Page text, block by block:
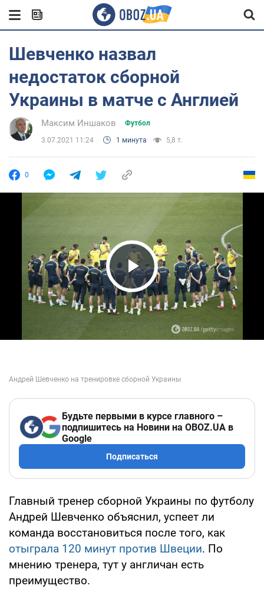
Шевченко назвал
недостаток сборной
Украины в матче с Англией
Максим Иншаков Футбол
3.07.2021 11:24 1 минута 5,8 т.
0
Play Video
Будьте первыми в курсе главного –
подпишитесь на Новини на OBOZ.UA в
Google
Подписаться
Главный тренер сборной Украины по футболу
Андрей Шевченко объяснил, успеет ли
команда восстановиться после того, как
отыграла 120 минут против Швеции. По
мнению тренера, тут у англичан есть
преимущество.